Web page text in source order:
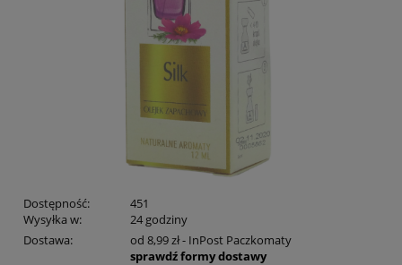
Dostępność:
451
Wysyłka w:
24 godziny
Dostawa:
od 8,99 zł- InPost Paczkomaty
sprawdź formy dostawy